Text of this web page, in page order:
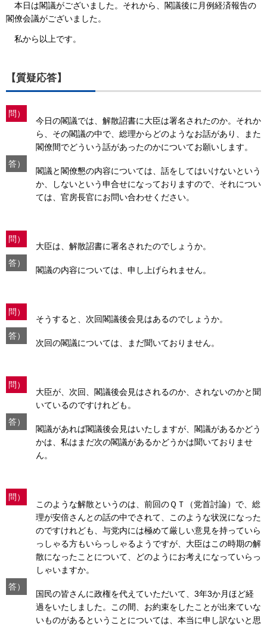
本日は閣議がございました。それから、閣議後に月例経済報告の
閣僚会議がございました。
私から以上です。
【質疑応答】
問）
今日の閣議では、解散詔書に大臣は署名されたのか。それか
ら、その閣議の中で、総理からどのようなお話があり、また
閣僚間でどういう話があったのかについてお願いします。
答）
閣議と閣僚懇の内容については、話をしてはいけないという
か、しないという申合せになっておりますので、それについ
ては、官房長官にお問い合わせください。
問）
大臣は、解散詔書に署名されたのでしょうか。
答）
閣議の内容については、申し上げられません。
問）
そうすると、次回閣議後会見はあるのでしょうか。
答）
次回の閣議については、まだ聞いておりません。
問）
大臣が、次回、閣議後会見はされるのか、されないのかと聞
いているのですけれども。
答）
閣議があれば閣議後会見はいたしますが、閣議があるかどう
かは、私はまだ次の閣議があるかどうかは聞いておりませ
ん。
問）
このような解散というのは、前回のＱＴ（党首討論）で、総
理が安倍さんとの話の中でされて、このような状況になった
のですけれども、与党内には極めて厳しい意見を持っていら
っしゃる方もいらっしゃるようですが、大臣はこの時期の解
散になったことについて、どのようにお考えになっていらっ
しゃいますか。
答）
国民の皆さんに政権を代えていただいて、3年3か月ほど経
過をいたしました。この間、お約束をしたことが出来ていな
いものがあるということについては、本当に申し訳ないと思